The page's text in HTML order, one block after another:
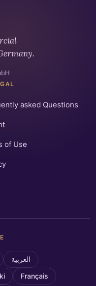
asked Questions
of Use
العربية
Français